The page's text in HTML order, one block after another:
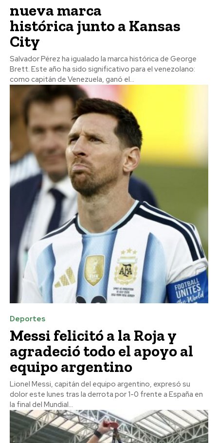
nueva marca
histórica junto a Kansas
City
Salvador Pérez ha igualado la marca histórica de George
Brett. Este año ha sido significativo para el venezolano:
como capitán de Venezuela, ganó el...
Deportes
Messi felicitó a la Roja y
agradeció todo el apoyo al
equipo argentino
Lionel Messi, capitán del equipo argentino, expresó su
dolor este lunes tras la derrota por 1-0 frente a España en
la final del Mundial...